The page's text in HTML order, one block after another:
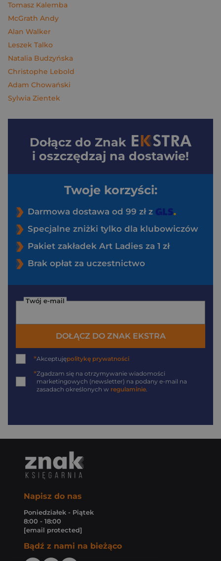
Tomasz Kalemba
McGrath Andy
Alan Walker
Leszek Talko
Natalia Budzyńska
Christophe Lebold
Adam Chowański
Sylwia Zientek
Dołącz do Znak
i oszczędzaj na dostawie!
Twoje korzyści:
Darmowa dostawa od 99 zł z
Specjalne zniżki tylko dla klubowiczów
Pakiet zakładek Art Ladies za 1 zł
Brak opłat za uczestnictwo
Twój e-mail
DOŁĄCZ DO ZNAK EKSTRA
*Akceptujępolitykę prywatności
*Zgadzam się na otrzymywanie wiadomości
marketingowych (newsletter) na podany e-mail na
zasadach określonych w regulaminie.
Napisz do nas
Poniedziałek - Piątek
8:00 - 18:00
[email protected]
Bądź z nami na bieżąco